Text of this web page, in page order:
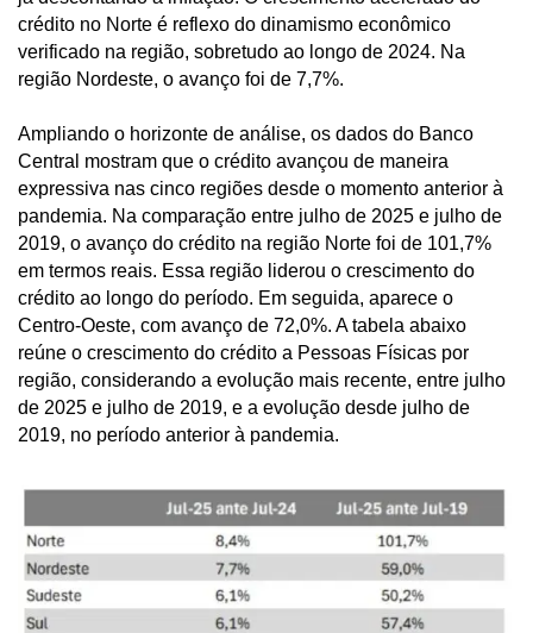
crédito no Norte é reflexo do dinamismo econômico
verificado na região, sobretudo ao longo de 2024. Na
região Nordeste, o avanço foi de 7,7%.
Ampliando o horizonte de análise, os dados do Banco
Central mostram que o crédito avançou de maneira
expressiva nas cinco regiões desde o momento anterior à
pandemia. Na comparação entre julho de 2025 e julho de
2019, o avanço do crédito na região Norte foi de 101,7%
em termos reais. Essa região liderou o crescimento do
crédito ao longo do período. Em seguida, aparece o
Centro-Oeste, com avanço de 72,0%. A tabela abaixo
reúne o crescimento do crédito a Pessoas Físicas por
região, considerando a evolução mais recente, entre julho
de 2025 e julho de 2019, e a evolução desde julho de
2019, no período anterior à pandemia.